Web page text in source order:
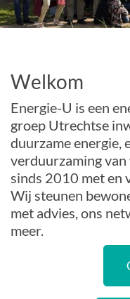
Welkom
Energie-U is een
groep Utrechtse
duurzame energie,
verduurzaming
sinds 2010 met en
Wij steunen
met advies, ons
meer.